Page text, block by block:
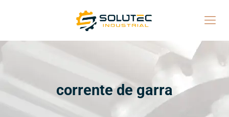
corrente de garra